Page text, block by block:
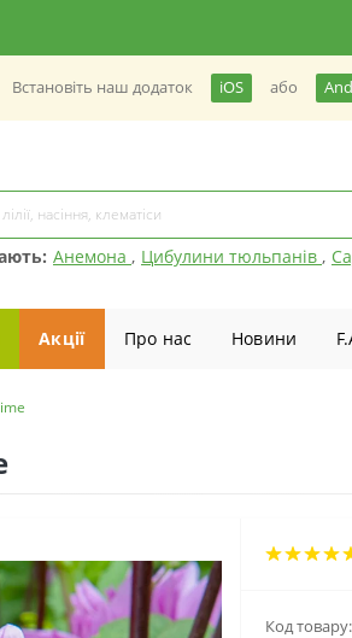
Встановiть наш додаток iOS або
Анемона , Цибулини тюльпанів ,
Акції Про нас Новини
Код товару: